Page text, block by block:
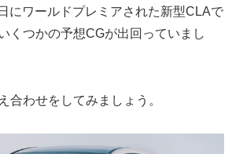
にワールドプレミアされた新型CLAで
くつかの予想CGが出回っていまし
わせをしてみましょう。